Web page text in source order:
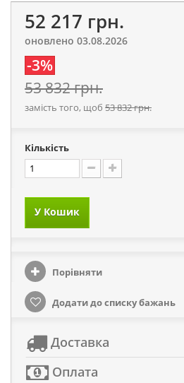
52 217 грн.
оновлено 03.08.2026
-3%
53 832 грн.
замість того, щоб 53 832 грн.
Кількість
У Кошик
Порівняти
Додати до списку бажань
Доставка
Оплата